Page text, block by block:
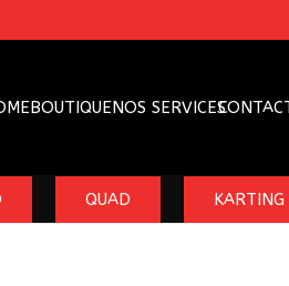
BOUTIQUENOS SERVICES
QUAD KARTING